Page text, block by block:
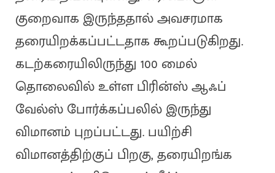
குறைவாக இருந்ததால் அவசரமாக
தரையிறக்கப்பட்டதாக கூறப்படுகிறது.
கடற்கரையிலிருந்து 100 மைல்
தொலைவில் உள்ள பிரின்ஸ் ஆஃப்
வேல்ஸ் போர்க்கப்பலில் இருந்து
விமானம் புறப்பட்டது. பயிற்சி
விமானத்திற்குப் பிறகு, தரையிறங்க